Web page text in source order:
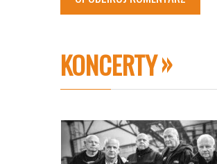
KONCERTY